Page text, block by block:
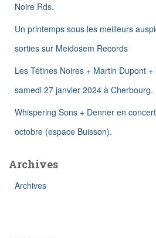
Noire Rds.
Un printemps sous les meilleurs
sorties sur Meidosem Records
Les Tétines Noires + Martin Dupont
samedi 27 janvier 2024 à Cherbourg.
Whispering Sons + Denner en
octobre (espace Buisson).
Archives
Archives